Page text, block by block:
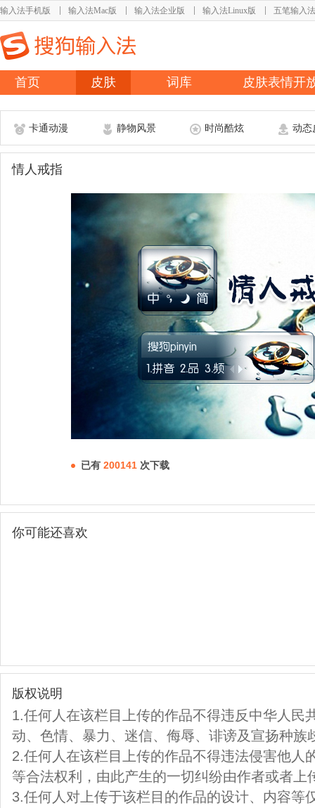
输入法手机版 输入法Mac版 输入法企业版 输入法Linux版 五笔输入法
首页 皮肤 词库 皮肤表情开
卡通动漫 静物风景 时尚酷炫 动态
情人戒指
已有 200141 次下载
你可能还喜欢
版权说明
1.任何人在该栏目上传的作品不得违反中华人民
动、色情、暴力、迷信、侮辱、诽谤及宣扬种族
2.任何人在该栏目上传的作品不得违法侵害他人
等合法权利，由此产生的一切纠纷由作者或者上
3.任何人对上传于该栏目的作品的设计、内容等